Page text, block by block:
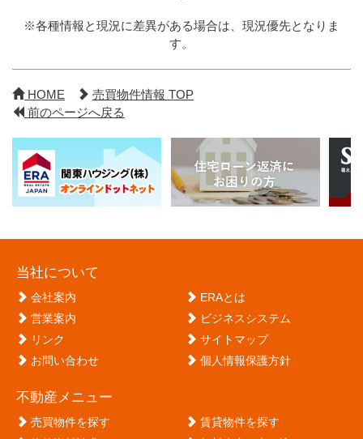
※各種情報と現況に差異がある場合は、現況優先となりま
す。
HOME
売買物件情報 TOP
前のページへ戻る
当社について
会社案内
ERAとは
営業案内
ビジネスシステム
リンク
サイトマップ
お問い合わせ
個人情報保護方針
不動産メニュー
売買物件を探す
賃貸物件を探す